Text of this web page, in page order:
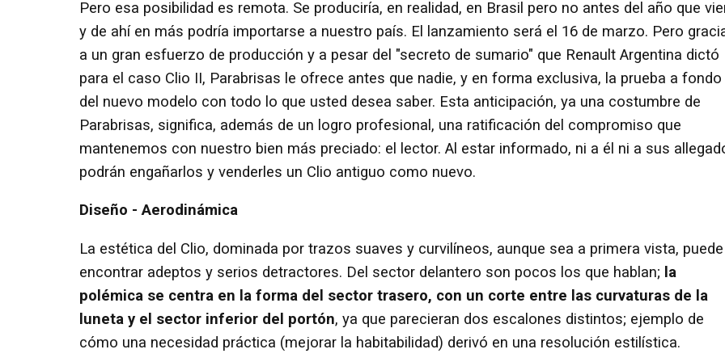
Pero esa posibilidad es remota. Se produciría, en realidad, en Brasil pero no antes del año que
y de ahí en más podría importarse a nuestro país. El lanzamiento será el 16 de marzo. Pero
a un gran esfuerzo de producción y a pesar del "secreto de sumario" que Renault Argentina dictó
para el caso Clio II, Parabrisas le ofrece antes que nadie, y en forma exclusiva, la prueba a fondo
del nuevo modelo con todo lo que usted desea saber. Esta anticipación, ya una costumbre de
Parabrisas, significa, además de un logro profesional, una ratificación del compromiso que
mantenemos con nuestro bien más preciado: el lector. Al estar informado, ni a él ni a sus
podrán engañarlos y venderles un Clio antiguo como nuevo.
Diseño - Aerodinámica
La estética del Clio, dominada por trazos suaves y curvilíneos, aunque sea a primera vista, puede
encontrar adeptos y serios detractores. Del sector delantero son pocos los que hablan; la
polémica se centra en la forma del sector trasero, con un corte entre las curvaturas de la
luneta y el sector inferior del portón, ya que parecieran dos escalones distintos; ejemplo de
cómo una necesidad práctica (mejorar la habitabilidad) derivó en una resolución estilística.